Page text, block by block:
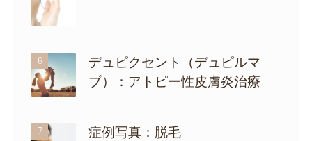
6
デュピクセント（デュピルマ
ブ）：アトピー性皮膚炎治療
7 症例写真：脱毛